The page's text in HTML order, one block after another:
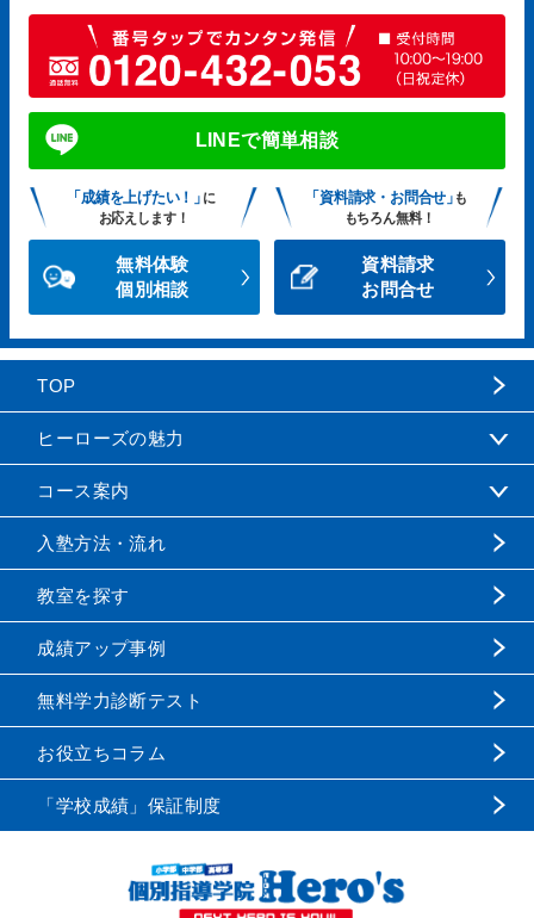
LINEで簡単相談
「成績を上げたい！」に
お応えします！
無料体験
個別相談
「資料請求・お問合せ」も
もちろん無料！
資料請求
お問合せ
TOP
ヒーローズの魅力
コース案内
入塾方法・流れ
教室を探す
成績アップ事例
無料学力診断テスト
お役立ちコラム
「学校成績」保証制度